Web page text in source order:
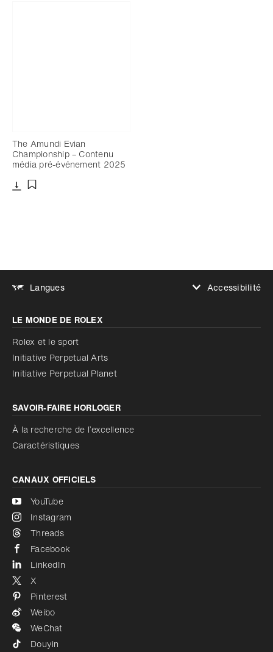
The Amundi Evian
Championship – Contenu
média pré-événement 2025
Langues
Accessibilité
Augmenter le contraste
Désactivé
Réduire les animations
Réduire les animations
Désactivé
LE MONDE DE ROLEX
Rolex et le sport
Initiative Perpetual Arts
Initiative Perpetual Planet
SAVOIR‑FAIRE HORLOGER
À la recherche de l’excellence
Caractéristiques
CANAUX OFFICIELS
YouTube
Instagram
Threads
Facebook
LinkedIn
X
Pinterest
Weibo
WeChat
Douyin